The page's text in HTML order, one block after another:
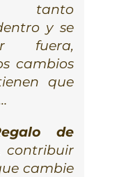
tanto
y se
fuera,
cambios
que
de
contribuir
cambie